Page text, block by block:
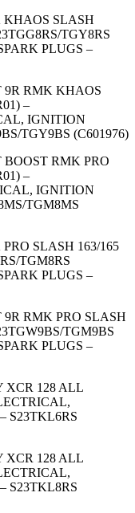
KHAOS SLASH
TGY8RS
PLUGS –
9R RMK KHAOS
–
IGNITION
TGY9BS (C601976)
BOOST RMK PRO
–
IGNITION
TGM8MS
PRO SLASH 163/165
TGM8RS
PLUGS –
9R RMK PRO SLASH
TGM9BS
PLUGS –
XCR 128 ALL
S23TKL6RS
XCR 128 ALL
S23TKL8RS